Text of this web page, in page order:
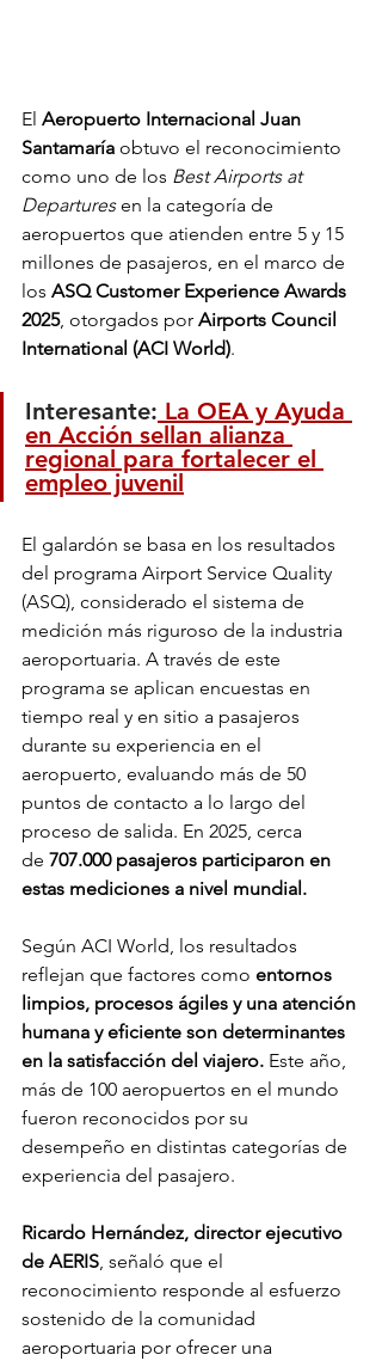
El Aeropuerto Internacional Juan
Santamaría obtuvo el reconocimiento
como uno de los Best Airports at
Departures en la categoría de
aeropuertos que atienden entre 5 y 15
millones de pasajeros, en el marco de
los ASQ Customer Experience Awards
2025, otorgados por Airports Council
International (ACI World).
Interesante: La OEA y Ayuda
en Acción sellan alianza
regional para fortalecer el
empleo juvenil
El galardón se basa en los resultados
del programa Airport Service Quality
(ASQ), considerado el sistema de
medición más riguroso de la industria
aeroportuaria. A través de este
programa se aplican encuestas en
tiempo real y en sitio a pasajeros
durante su experiencia en el
aeropuerto, evaluando más de 50
puntos de contacto a lo largo del
proceso de salida. En 2025, cerca
de 707.000 pasajeros participaron en
estas mediciones a nivel mundial.
Según ACI World, los resultados
reflejan que factores como entornos
limpios, procesos ágiles y una atención
humana y eficiente son determinantes
en la satisfacción del viajero. Este año,
más de 100 aeropuertos en el mundo
fueron reconocidos por su
desempeño en distintas categorías de
experiencia del pasajero.
Ricardo Hernández, director ejecutivo
de AERIS, señaló que el
reconocimiento responde al esfuerzo
sostenido de la comunidad
aeroportuaria por ofrecer una